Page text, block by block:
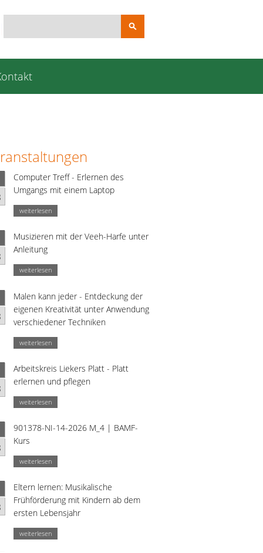
Suchbegriffe
Computer Treff - Erlernen des
Umgangs mit einem Laptop
weiterlesen
Musizieren mit der Veeh-Harfe unter
Anleitung
weiterlesen
Malen kann jeder - Entdeckung der
eigenen Kreativität unter Anwendung
verschiedener Techniken
weiterlesen
Arbeitskreis Liekers Platt - Platt
erlernen und pflegen
weiterlesen
901378-NI-14-2026 M_4 | BAMF-
Kurs
weiterlesen
Eltern lernen: Musikalische
Frühförderung mit Kindern ab dem
ersten Lebensjahr
weiterlesen